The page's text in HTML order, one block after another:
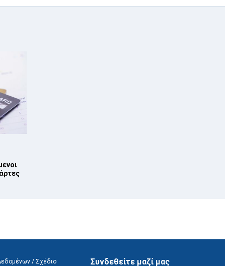
/ Σχέδιο Συνδεθείτε μαζί μας